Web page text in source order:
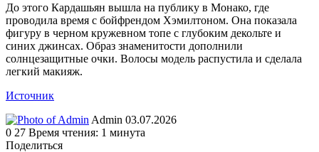
До этого Кардашьян вышла на публику в Монако, где
проводила время с бойфрендом Хэмилтоном. Она показала
фигуру в черном кружевном топе с глубоким декольте и
синих джинсах. Образ знаменитости дополнили
солнцезащитные очки. Волосы модель распустила и сделала
легкий макияж.
Источник
Admin Send
an
03.07.2026
0 27 Время чтения: 1 минута
Поделиться